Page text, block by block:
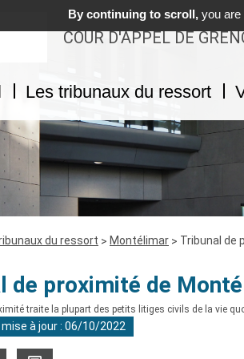
COUR D'APPEL DE
Les tribunaux du ressort
du ressort Montélimar Tribunal de
de proximité de
traite la plupart des petits litiges civils de la vie
à jour : 06/10/2022
By continuing to scroll, you are